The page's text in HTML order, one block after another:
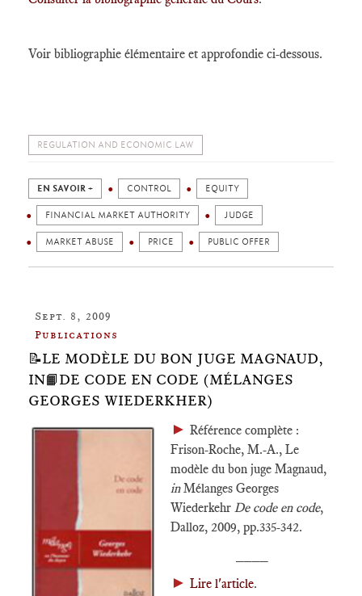
Voir bibliographie élémentaire et approfondie ci-dessous.
REGULATION AND ECONOMIC LAW
EN SAVOIR + CONTROL EQUITY
FINANCIAL MARKET AUTHORITY JUDGE
MARKET ABUSE PRICE PUBLIC OFFER
Sept. 8, 2009
Publications
📝LE MODÈLE DU BON JUGE MAGNAUD,
IN📙DE CODE EN CODE (MÉLANGES
GEORGES WIEDERKHER)
► Référence complète :
Frison-Roche, M.-A., Le
modèle du bon juge Magnaud,
inMélanges Georges
Wiederkehr De code en code,
Dalloz, 2009, pp.335-342.
► Lire l'article.